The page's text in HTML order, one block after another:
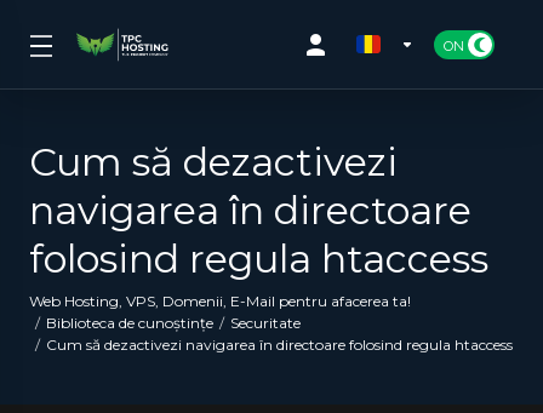
Cum să dezactivezi
navigarea în directoare
folosind regula htaccess
Web Hosting, VPS, Domenii, E-Mail pentru afacerea ta!
Biblioteca de cunoștințe
Securitate
Cum să dezactivezi navigarea în directoare folosind regula htaccess